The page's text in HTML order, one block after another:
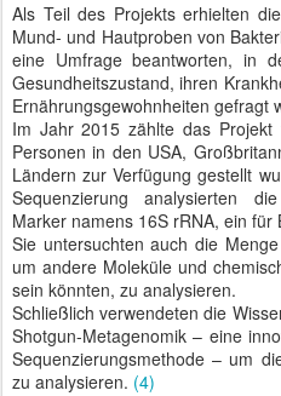
Als Teil des Projekts erhielten
Mund- und Hautproben von
eine Umfrage beantworten, in
Gesundheitszustand, ihren
Ernährungsgewohnheiten gefragt
Im Jahr 2015 zählte das
Personen in den USA,
Ländern zur Verfügung gestellt
Sequenzierung analysierten
Marker namens 16S rRNA, ein
Sie untersuchten auch die
um andere Moleküle und
sein könnten, zu analysieren.
Schließlich verwendeten die
Shotgun-Metagenomik – eine
Sequenzierungsmethode – um
zu analysieren. (4)